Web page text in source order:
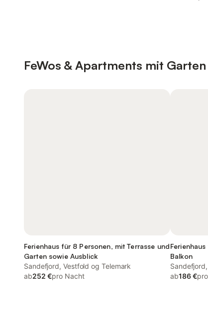
FeWos & Apartments mit Garten
Ferienhaus für 8 Personen, mit Terrasse und
Garten sowie Ausblick
Sandefjord, Vestfold og Telemark
ab252 €pro Nacht
Balkon
ab186 €